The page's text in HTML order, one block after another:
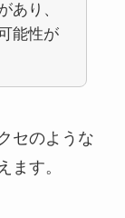
あり、
能性が
セのような
ます。